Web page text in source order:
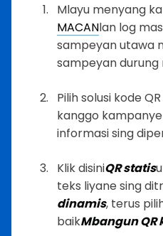
Mlayu menyang
MACANlan log
sampeyan utawa
sampeyan durung
Pilih solusi kode
kanggo
informasi sing
Klik disiniQR statis
teks liyane sing
dinamis, terus
baikMbangun QR